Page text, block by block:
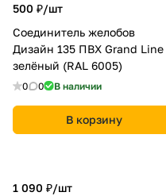
500 ₽/шт
Соединитель желобов
Дизайн 135 ПВХ Grand Line
зелёный (RAL 6005)
0 0 В наличии
В корзину
1 090 ₽/шт